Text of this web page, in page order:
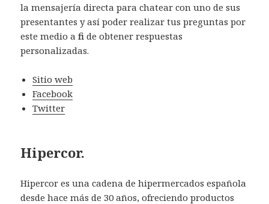
la mensajería directa para chatear con uno de sus
presentantes y así poder realizar tus preguntas por
este medio a fin de obtener respuestas
personalizadas.
Sitio web
Facebook
Twitter
Hipercor.
Hipercor es una cadena de hipermercados española
desde hace más de 30 años, ofreciendo productos